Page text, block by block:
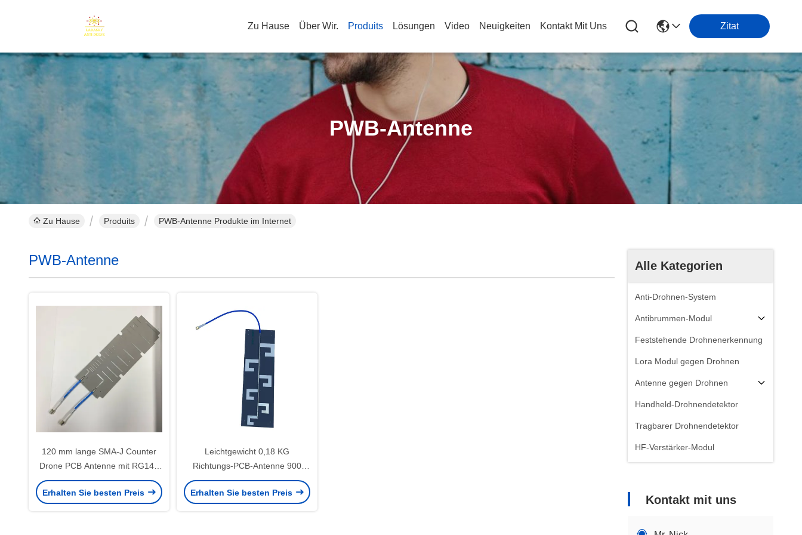
Zu Hause Über Wir. Produits Lösungen Video Neuigkeiten Kontakt Mit Uns Zitat
PWB-Antenne
Zu Hause Produits PWB-Antenne Produkte im Internet
Alle Kategorien
Anti-Drohnen-System
Antibrummen-Modul
Feststehende Drohnenerkennung
Lora Modul gegen Drohnen
Antenne gegen Drohnen
Handheld-Drohnendetektor
Tragbarer Drohnendetektor
HF-Verstärker-Modul
Kontakt mit uns
PWB-Antenne
120 mm lange SMA-J Counter
Drone PCB Antenne mit RG141
Kabel
Erhalten Sie besten Preis
Leichtgewicht 0,18 KG
Richtungs-PCB-Antenne 900
Mhz 1.5G 2.4G 5.8G für Anti-
Drohne
Erhalten Sie besten Preis